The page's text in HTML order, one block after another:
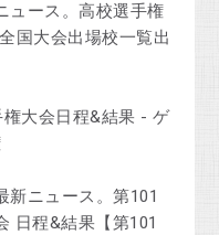
ュース。高校選手権
国大会出場校一覧出
大会日程&結果 - ゲ
新ニュース。第101
日程&結果【第101